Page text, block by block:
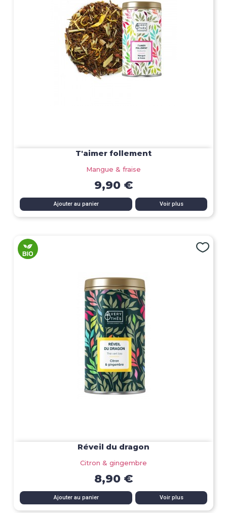
T'aimer follement
Mangue & fraise
9,90 €
Ajouter au panier Voir plus
Réveil du dragon
Citron & gingembre
8,90 €
Ajouter au panier Voir plus